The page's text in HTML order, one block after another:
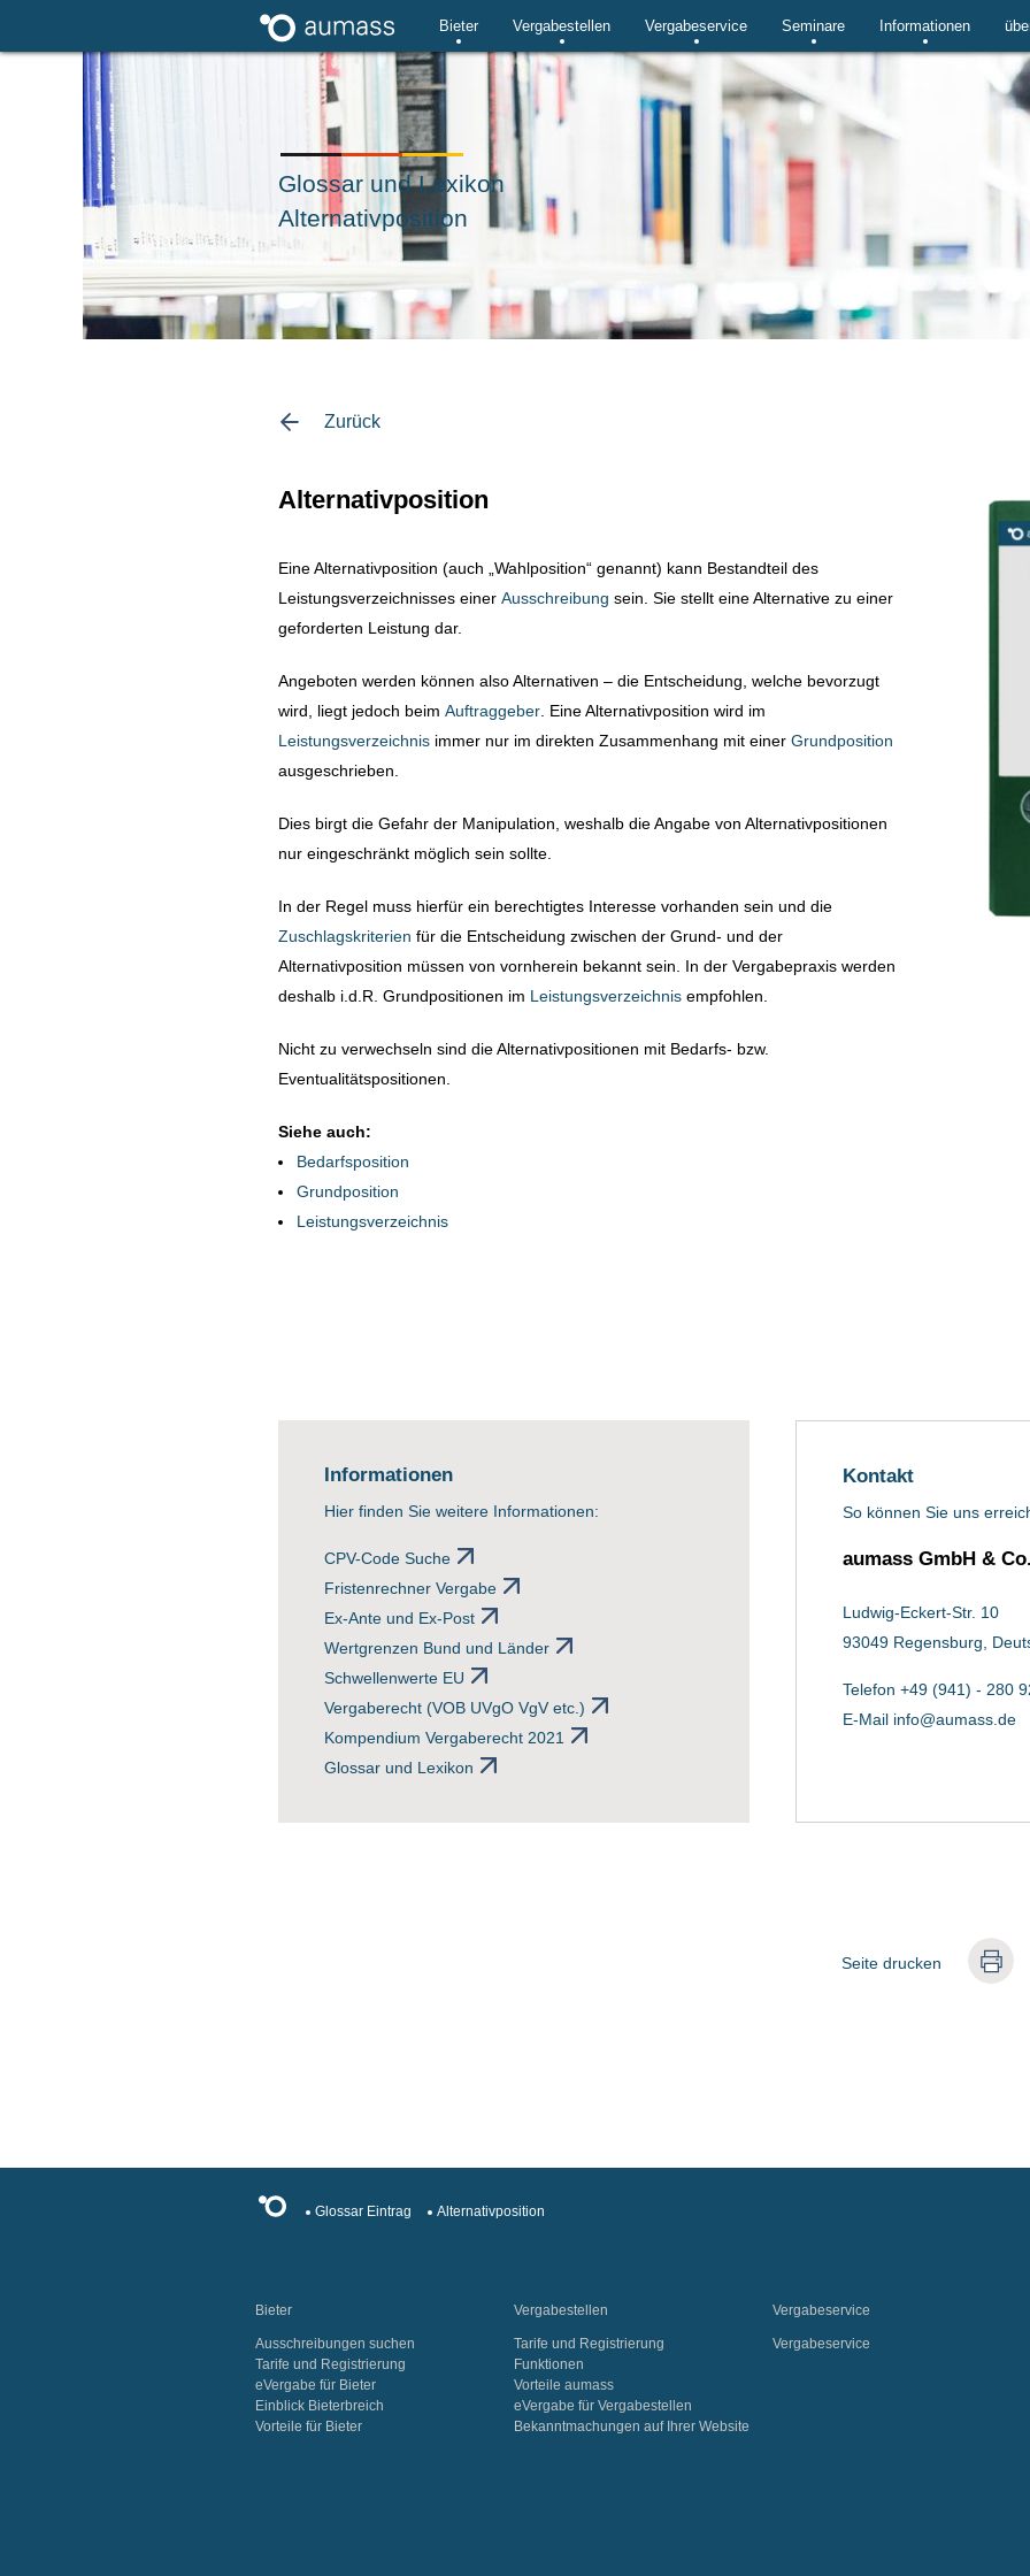
Bieter Vergabestellen Vergabeservice Seminare Informationen
Glossar und Lexikon
Alternativposition
Zurück
Alternativposition
Eine Alternativposition (auch „Wahlposition“ genannt) kann Bestandteil des
Leistungsverzeichnisses einer Ausschreibung sein. Sie stellt eine Alternative zu einer
geforderten Leistung dar.
Angeboten werden können also Alternativen – die Entscheidung, welche bevorzugt
wird, liegt jedoch beim Auftraggeber . Eine Alternativposition wird im
Leistungsverzeichnis immer nur im direkten Zusammenhang mit einer Grundposition
ausgeschrieben.
Dies birgt die Gefahr der Manipulation, weshalb die Angabe von Alternativpositionen
nur eingeschränkt möglich sein sollte.
In der Regel muss hierfür ein berechtigtes Interesse vorhanden sein und die
Zuschlagskriterien für die Entscheidung zwischen der Grund- und der
Alternativposition müssen von vornherein bekannt sein. In der Vergabepraxis werden
deshalb i.d.R. Grundpositionen im Leistungsverzeichnis empfohlen.
Nicht zu verwechseln sind die Alternativpositionen mit Bedarfs- bzw.
Eventualitätspositionen.
Siehe auch:
Bedarfsposition
Grundposition
Leistungsverzeichnis
Informationen
Hier finden Sie weitere Informationen:
CPV-Code Suche
Fristenrechner Vergabe
Ex-Ante und Ex-Post
Wertgrenzen Bund und Länder
Schwellenwerte EU
Vergaberecht (VOB UVgO VgV etc.)
Kompendium Vergaberecht 2021
Glossar und Lexikon
Kontakt
So können Sie uns
aumass GmbH &
Ludwig-Eckert-Str. 10
93049 Regensburg,
Telefon +49 (941) - 280
E-Mail info@aumass.de
Seite drucken
Glossar Eintrag Alternativposition
Bieter
Ausschreibungen suchen
Tarife und Registrierung
eVergabe für Bieter
Einblick Bieterbreich
Vorteile für Bieter
Vergabestellen
Tarife und Registrierung
Funktionen
Vorteile aumass
eVergabe für Vergabestellen
Bekanntmachungen auf Ihrer Website
Vergabeservice
Vergabeservice